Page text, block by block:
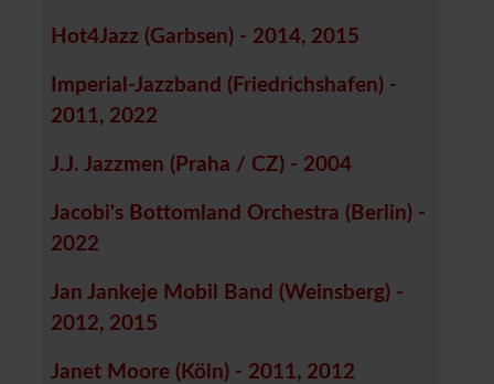
Hot4Jazz (Garbsen) - 2014, 2015
Imperial-Jazzband (Friedrichshafen) -
2011, 2022
J.J. Jazzmen (Praha / CZ) - 2004
Jacobi's Bottomland Orchestra (Berlin) -
2022
Jan Jankeje Mobil Band (Weinsberg) -
2012, 2015
Janet Moore (Köln) - 2011, 2012